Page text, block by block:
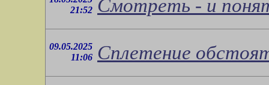
21:52 Смотреть - и
09.05.2025
11:06 Сплетение